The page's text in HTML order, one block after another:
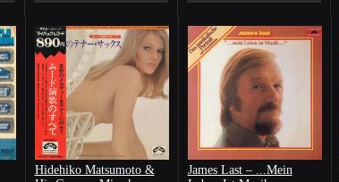
Hidehiko Matsumoto &
James Last – ...Mein